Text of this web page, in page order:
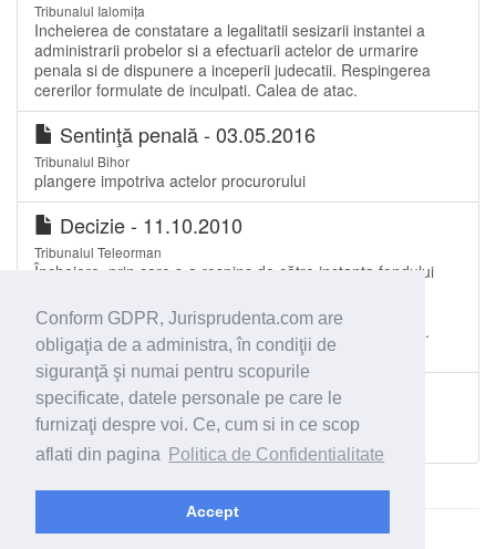
Conform GDPR, Jurisprudenta.com are
obligaţia de a administra, în condiţii de
siguranţă şi numai pentru scopurile
specificate, datele personale pe care le
furnizaţi despre voi. Ce, cum si in ce scop
aflati din pagina
Politica de Confidentialitate
Accept
Tribunalul Ialomița
Incheierea de constatare a legalitatii sesizarii instantei a
administrarii probelor si a efectuarii actelor de urmarire
penala si de dispunere a inceperii judecatii. Respingerea
cererilor formulate de inculpati. Calea de atac.
Sentinţă penală - 03.05.2016
Tribunalul Bihor
plangere impotriva actelor procurorului
Decizie - 11.10.2010
Tribunalul Teleorman
Încheiere, prin care s-a respins de către instanţa fondului
inculpatului, în cursul urmăririi penale. Inadmisibilitatea
recursului declarat împotriva unei astfel de încheieri. Art.
140/3 Cod proc...
Sentinţă penală - 02.11.2009
Tribunalul Brașov
Apel parte civilă şi inculpaţi, respins